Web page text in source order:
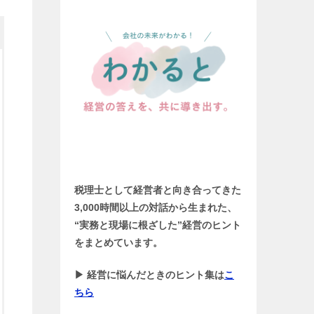
税理士として経営者と向き合ってきた
3,000時間以上の対話から生まれた、
“実務と現場に根ざした”経営のヒント
をまとめています。
▶ 経営に悩んだときのヒント集はこ
ちら